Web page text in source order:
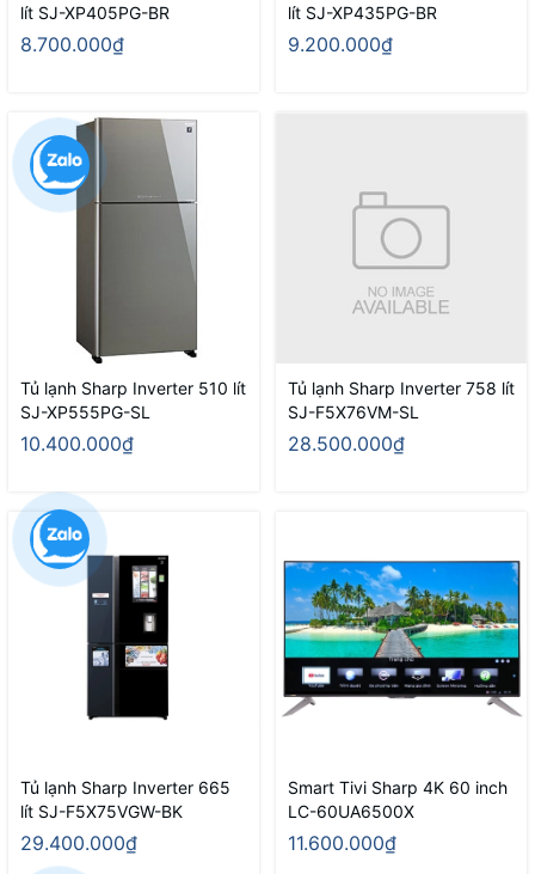
lít SJ-XP405PG-BR
8.700.000₫
lít SJ-XP435PG-BR
9.200.000₫
Tủ lạnh Sharp Inverter 510 lít
SJ-XP555PG-SL
10.400.000₫
Tủ lạnh Sharp Inverter 758 lít
SJ-F5X76VM-SL
28.500.000₫
Tủ lạnh Sharp Inverter 665
lít SJ-F5X75VGW-BK
29.400.000₫
Smart Tivi Sharp 4K 60 inch
LC-60UA6500X
11.600.000₫